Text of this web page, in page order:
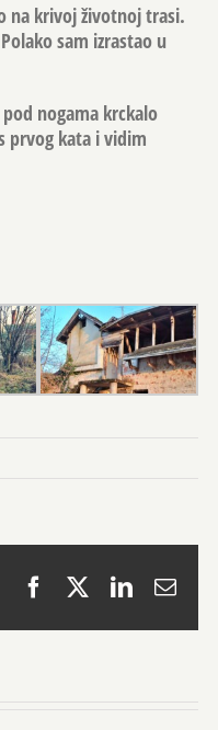
na krivoj životnoj trasi.
sam izrastao u
nogama krckalo
prvog kata i vidim
Facebook
X LinkedIn
Email